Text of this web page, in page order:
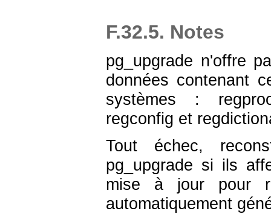
F.32.5. Notes
pg_upgrade n'offre
données contenant
systèmes :
regconfig et
Tout échec,
pg_upgrade si ils
mise à jour pour
automatiquement